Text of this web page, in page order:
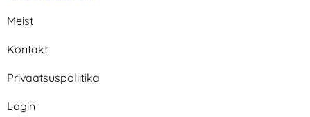
Meist
Kontakt
Privaatsuspoliitika
Login